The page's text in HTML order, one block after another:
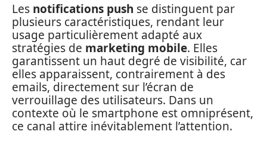
Les notifications push se distinguent par
plusieurs caractéristiques, rendant leur
usage particulièrement adapté aux
stratégies de marketing mobile. Elles
garantissent un haut degré de visibilité, car
elles apparaissent, contrairement à des
emails, directement sur l’écran de
verrouillage des utilisateurs. Dans un
contexte où le smartphone est omniprésent,
ce canal attire inévitablement l’attention.